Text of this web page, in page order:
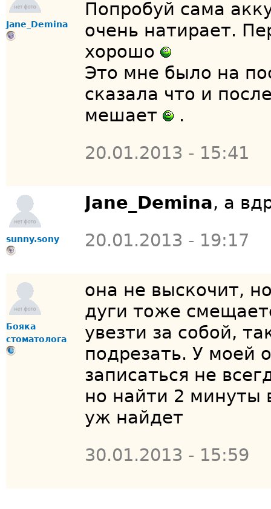
Jane_Demina
Попробуй сама
очень натирает.
хорошо
Это мне было на
сказала что и
мешает
.
20.01.2013 - 15:41
sunny.sony
Jane_Demina, а
20.01.2013 - 19:17
Бояка
стоматолога
она не выскочит,
дуги тоже
увезти за собой,
подрезать. У моей
записаться не
но найти 2 минуты
уж найдет
30.01.2013 - 15:59